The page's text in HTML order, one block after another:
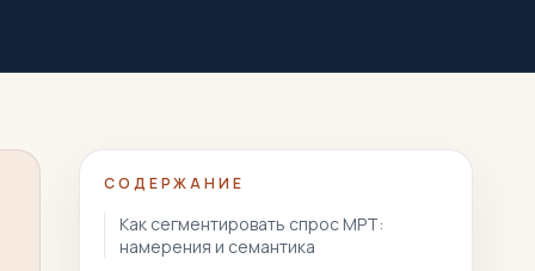
СОДЕРЖАНИЕ
Как сегментировать спрос МРТ:
намерения и семантика